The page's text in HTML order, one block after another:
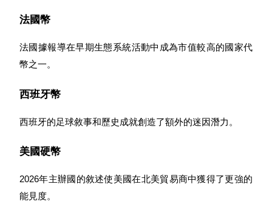
BTC 專享獎勵
充值並交易BTC瓜分 25,000 USDT 獎池！
充值CASHCAT & 赢取
瓜分 500000 CASHCAT 獎池
BitMart 用戶遷移專享
法國幣
法國據報導在早期生態系統活動中成為市值較高的國家代
幣之一。
西班牙幣
西班牙的足球敘事和歷史成就創造了額外的迷因潛力。
美國硬幣
2026年主辦國的敘述使美國在北美貿易商中獲得了更強的
能見度。